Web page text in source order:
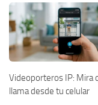
Videoporteros IP: Mira
llama desde tu celular